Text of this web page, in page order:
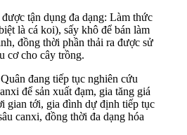
tận dụng đa dạng: Làm thức
là cá koi), sấy khô để bán làm
đồng thời phần thải ra được sử
cơ cho cây trồng.
đang tiếp tục nghiên cứu
để sản xuất đạm, gia tăng giá
gian tới, gia đình dự định tiếp tục
canxi, đồng thời đa dạng hóa